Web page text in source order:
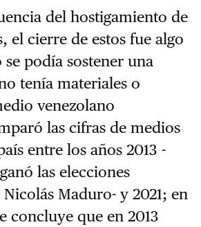
del hostigamiento de
el cierre de estos fue algo
podía sostener una
tenía materiales o
venezolano
las cifras de medios
entre los años 2013 -
las elecciones
Maduro- y 2021; en
concluye que en 2013